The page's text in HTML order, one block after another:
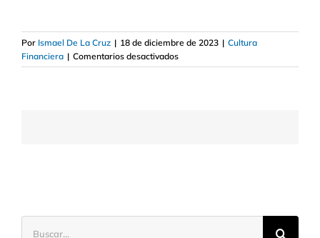
Por Ismael De La Cruz | 18 de diciembre de 2023 | Cultura
Financiera | Comentarios desactivadosen
Qué